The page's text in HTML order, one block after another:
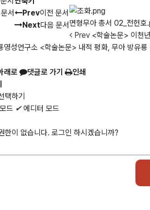
서
Prev이전 문서
Next다음 문서면형무아 총서 02_전헌
Prev <학술논문> 이천
영성연구소 <학술논문> 내적 평화, 무아 방유
래로 댓글로 가기
인쇄
택하기
드 ✔에디터 모드
한이 없습니다. 로그인 하시겠습니까?